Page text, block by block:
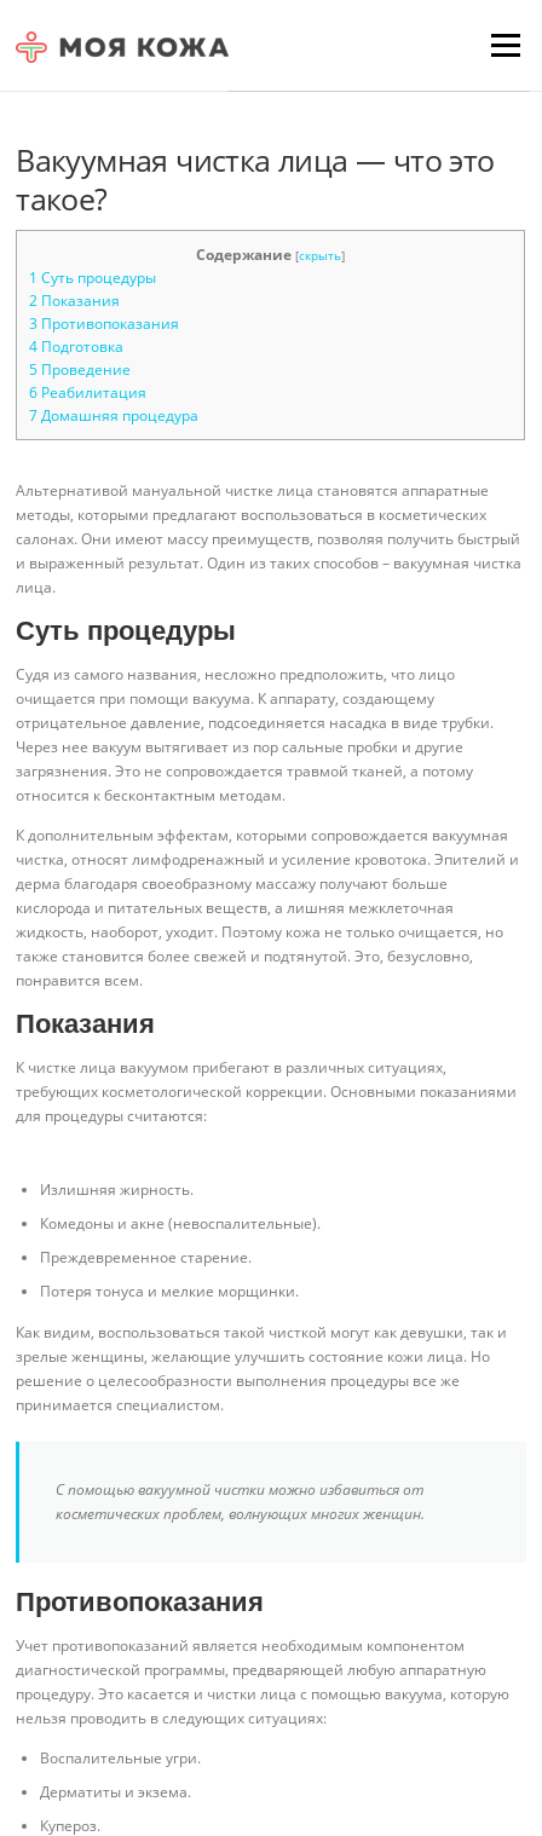
Menu
Вакуумная чистка лица — что это
такое?
Содержание [скрыть]
1 Суть процедуры
2 Показания
3 Противопоказания
4 Подготовка
5 Проведение
6 Реабилитация
7 Домашняя процедура
Альтернативой мануальной чистке лица становятся аппаратные
методы, которыми предлагают воспользоваться в косметических
салонах. Они имеют массу преимуществ, позволяя получить быстрый
и выраженный результат. Один из таких способов – вакуумная чистка
лица.
Суть процедуры
Судя из самого названия, несложно предположить, что лицо
очищается при помощи вакуума. К аппарату, создающему
отрицательное давление, подсоединяется насадка в виде трубки.
Через нее вакуум вытягивает из пор сальные пробки и другие
загрязнения. Это не сопровождается травмой тканей, а потому
относится к бесконтактным методам.
К дополнительным эффектам, которыми сопровождается вакуумная
чистка, относят лимфодренажный и усиление кровотока. Эпителий и
дерма благодаря своеобразному массажу получают больше
кислорода и питательных веществ, а лишняя межклеточная
жидкость, наоборот, уходит. Поэтому кожа не только очищается, но
также становится более свежей и подтянутой. Это, безусловно,
понравится всем.
Показания
К чистке лица вакуумом прибегают в различных ситуациях,
требующих косметологической коррекции. Основными показаниями
для процедуры считаются:
Излишняя жирность.
Комедоны и акне (невоспалительные).
Преждевременное старение.
Потеря тонуса и мелкие морщинки.
Как видим, воспользоваться такой чисткой могут как девушки, так и
зрелые женщины, желающие улучшить состояние кожи лица. Но
решение о целесообразности выполнения процедуры все же
принимается специалистом.
С помощью вакуумной чистки можно избавиться от
косметических проблем, волнующих многих женщин.
Противопоказания
Учет противопоказаний является необходимым компонентом
диагностической программы, предваряющей любую аппаратную
процедуру. Это касается и чистки лица с помощью вакуума, которую
нельзя проводить в следующих ситуациях:
Воспалительные угри.
Дерматиты и экзема.
Купероз.
Для любых предложений по